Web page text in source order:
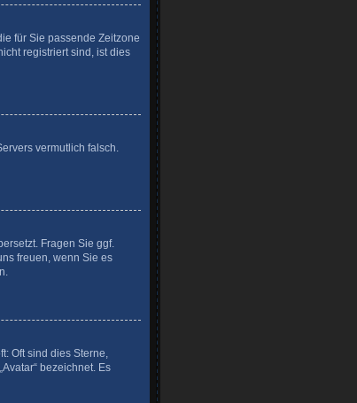
für Sie passende Zeitzone
registriert sind, ist dies
vermutlich falsch.
Fragen Sie ggf.
freuen, wenn Sie es
Oft sind dies Sterne,
bezeichnet. Es